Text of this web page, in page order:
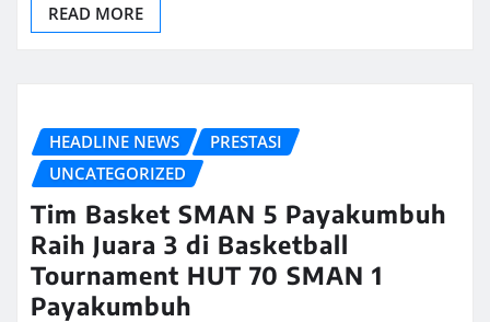
READ MORE
HEADLINE NEWS
PRESTASI
UNCATEGORIZED
Tim Basket SMAN 5 Payakumbuh
Raih Juara 3 di Basketball
Tournament HUT 70 SMAN 1
Payakumbuh